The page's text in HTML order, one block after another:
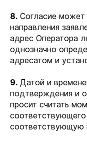
8. Согласие может
направления
адрес Оператора
однозначно
адресатом и
9. Датой и
подтверждения и
просит считать
соответствующую